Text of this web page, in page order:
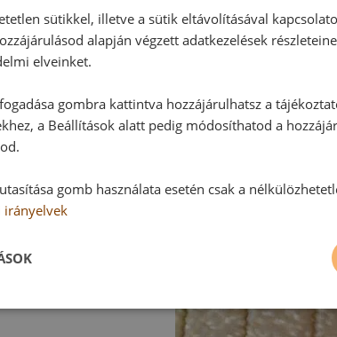
sütikkel, illetve a sütik eltávolításával
alapján végzett adatkezelések
elveinket.
gombra kattintva hozzájárulhatsz a
a Beállítások alatt pedig módosíthatod a
gomb használata esetén csak a
irányelvek